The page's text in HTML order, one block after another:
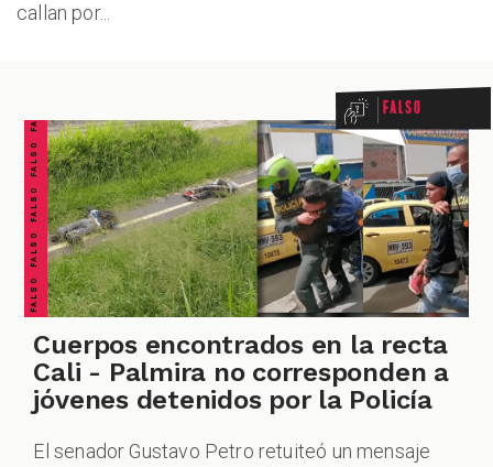
callan por...
FALSO FALSO FALSO FALSO FALSO FALSO FALSO Falso
Cuerpos encontrados en la recta
Cali - Palmira no corresponden a
jóvenes detenidos por la Policía
El senador Gustavo Petro retuiteó un mensaje